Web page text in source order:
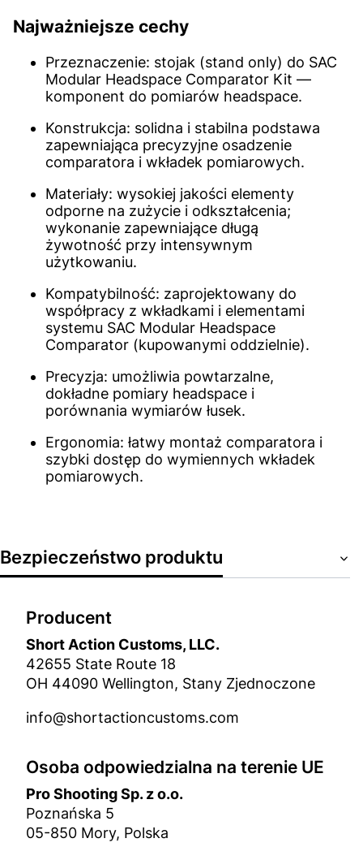
Najważniejsze cechy
Przeznaczenie: stojak (stand only) do SAC
Modular Headspace Comparator Kit —
komponent do pomiarów headspace.
Konstrukcja: solidna i stabilna podstawa
zapewniająca precyzyjne osadzenie
comparatora i wkładek pomiarowych.
Materiały: wysokiej jakości elementy
odporne na zużycie i odkształcenia;
wykonanie zapewniające długą
żywotność przy intensywnym
użytkowaniu.
Kompatybilność: zaprojektowany do
współpracy z wkładkami i elementami
systemu SAC Modular Headspace
Comparator (kupowanymi oddzielnie).
Precyzja: umożliwia powtarzalne,
dokładne pomiary headspace i
porównania wymiarów łusek.
Ergonomia: łatwy montaż comparatora i
szybki dostęp do wymiennych wkładek
pomiarowych.
Bezpieczeństwo produktu
Producent
Short Action Customs, LLC.
42655 State Route 18
OH 44090 Wellington, Stany Zjednoczone
info@shortactioncustoms.com
Osoba odpowiedzialna na terenie UE
Pro Shooting Sp. z o.o.
Poznańska 5
05-850 Mory, Polska